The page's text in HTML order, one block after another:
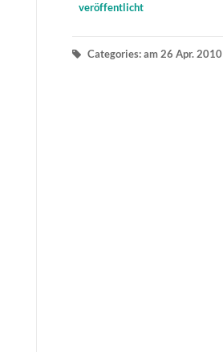
veröffentlicht
Categories: am 26 Apr. 2010